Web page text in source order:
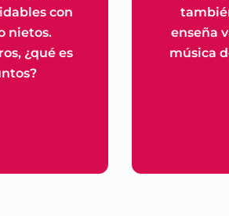
con
nietos.
¿qué es
enseña
música